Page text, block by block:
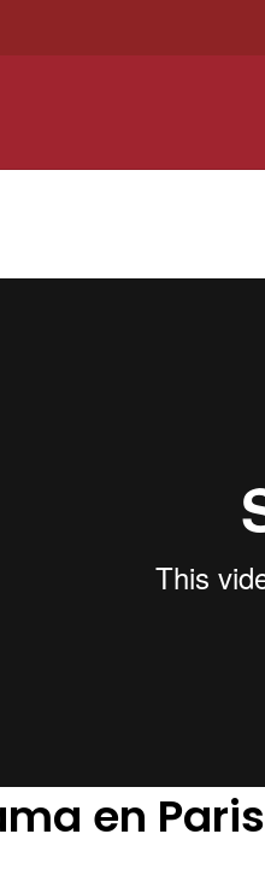
en Paris